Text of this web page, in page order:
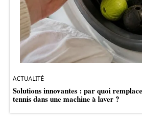
ACTUALITÉ
Solutions innovantes : par quoi
tennis dans une machine à laver ?